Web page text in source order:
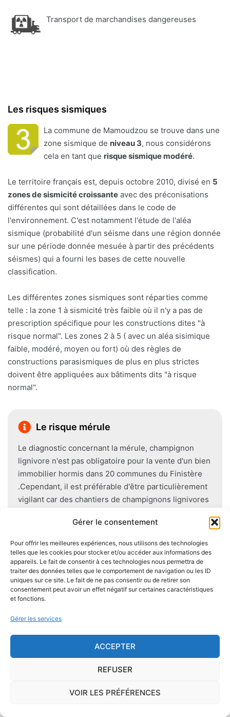
Gérer le consentement
Pour offrir les meilleures expériences, nous utilisons des technologies
telles que les cookies pour stocker et/ou accéder aux informations des
appareils. Le fait de consentir à ces technologies nous permettra de
traiter des données telles que le comportement de navigation ou les ID
uniques sur ce site. Le fait de ne pas consentir ou de retirer son
consentement peut avoir un effet négatif sur certaines caractéristiques
et fonctions.
Gérer les services
ACCEPTER
REFUSER
VOIR LES PRÉFÉRENCES
Transport de marchandises dangereuses
Les risques sismiques
La commune de Mamoudzou se trouve dans une
zone sismique de niveau 3, nous considérons
cela en tant que risque sismique modéré.
Le territoire français est, depuis octobre 2010, divisé en 5
zones de sismicité croissante avec des préconisations
différentes qui sont détaillées dans le code de
l'environnement. C'est notamment l'étude de l'aléa
sismique (probabilité d'un séisme dans une région donnée
sur une période donnée mesuée à partir des précédents
séismes) qui a fourni les bases de cette nouvelle
classification.
Les différentes zones sismiques sont réparties comme
telle : la zone 1 à sismicité très faible où il n'y a pas de
prescription spécifique pour les constructions dites "à
risque normal". Les zones 2 à 5 ( avec un aléa sisimique
faible, modéré, moyen ou fort) où des règles de
constructions parasismiques de plus en plus strictes
doivent être appliquées aux bâtiments dits "à risque
normal".
Le risque mérule
Le diagnostic concernant la mérule, champignon
lignivore n'est pas obligatoire pour la vente d'un bien
immobilier hormis dans 20 communes du Finistère
.Cependant, il est préférable d'être particulièrement
vigilant car des chantiers de champignons lignivores
France, en particulier dans le Finistère ou à Paris.
Pour éviter l'apparition et la prolifération de mérule
dans un logement contenant du bois, des règles sont
à respecter lors de la construction de celui-ci.
Utiliser des bois secs, éviter autant que possible le
contact direct entre le bois et le sol
l'étanchéité des façades et toitures ou encore
Je demande le descriptif des